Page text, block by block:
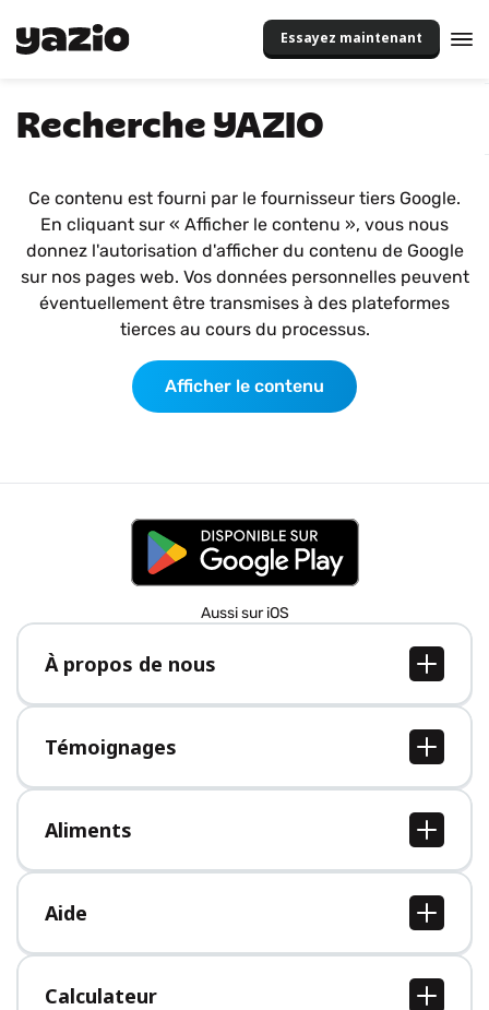
Essayez maintenant
Recherche YAZIO
Ce contenu est fourni par le fournisseur tiers Google.
En cliquant sur « Afficher le contenu », vous nous
donnez l'autorisation d'afficher du contenu de Google
sur nos pages web. Vos données personnelles peuvent
éventuellement être transmises à des plateformes
tierces au cours du processus.
Afficher le contenu
Aussi sur iOS
À propos de nous
À propos de nous
Postes
Presse
Témoignages
Tous les témoignages
Aliments
Tous les aliments
Aide
Centre d'aide
Calculateur